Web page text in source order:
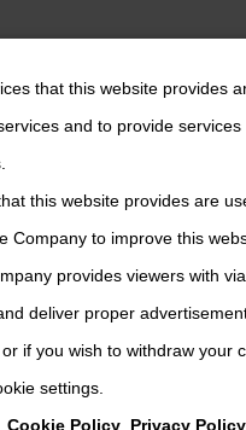
that this website provides
and to provide
this website provides are
Company to improve this
provides viewers with
deliver proper
if you wish to withdraw your
settings.
Cookie Policy Privacy Policy